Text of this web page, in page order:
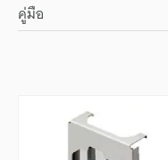
คู่มือ